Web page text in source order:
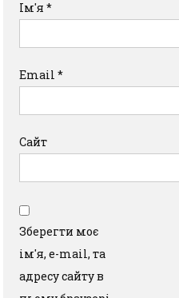
Ім'я*
Email*
Сайт
Зберегти моє
ім'я, e-mail, та
адресу сайту в